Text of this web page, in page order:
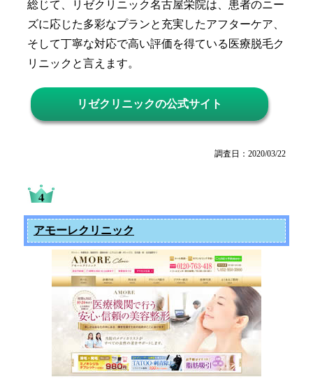
総じて、リゼクリニック名古屋栄院は、患者のニー
ズに応じた多彩なプランと充実したアフターケア、
そして丁寧な対応で高い評価を得ている医療脱毛ク
リニックと言えます。
リゼクリニックの公式サイト
調査日：2020/03/22
アモーレクリニック